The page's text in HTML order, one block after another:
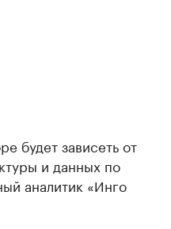
будет зависеть от
и данных по
аналитик «Инго